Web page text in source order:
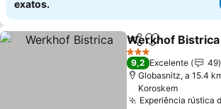
exatos.
PartilharAdicionar
Werkhof Bistrica
3 Estrelas
9,2 Excelente
49
Globasnitz, a 15.4
Koroskem
Experiência rústica